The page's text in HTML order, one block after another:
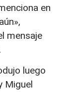
en
mensaje
luego
Miguel